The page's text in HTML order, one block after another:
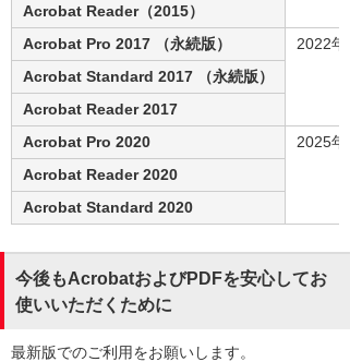
Acrobat Reader（2015）
Acrobat Pro 2017 （永続版）
2022年
Acrobat Standard 2017 （永続版）
Acrobat Reader 2017
Acrobat Pro 2020
2025年
Acrobat Reader 2020
Acrobat Standard 2020
今後もAcrobatおよびPDFを安心してお
使いいただくために
最新版でのご利用をお願いします。